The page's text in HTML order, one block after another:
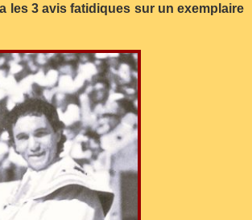
les 3 avis fatidiques sur un exemplaire